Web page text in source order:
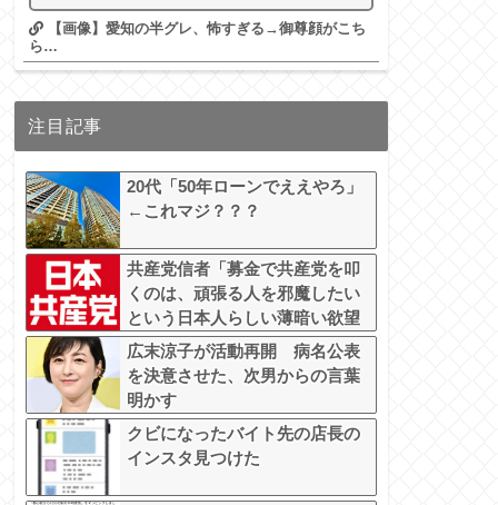
【画像】愛知の半グレ、怖すぎる→御尊顔がこち
ら…
注目記事
20代「50年ローンでええやろ」
←これマジ？？？
共産党信者「募金で共産党を叩
くのは、頑張る人を邪魔したい
という日本人らしい薄暗い欲望
のせい」
広末涼子が活動再開 病名公表
を決意させた、次男からの言葉
明かす
クビになったバイト先の店長の
インスタ見つけた